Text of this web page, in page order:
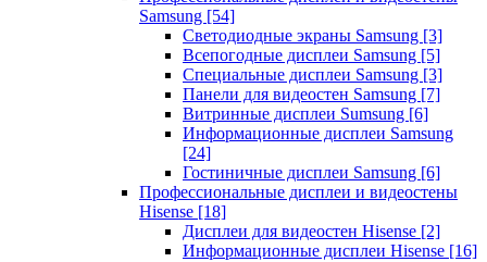
Samsung [54]
Светодиодные экраны Samsung [3]
Всепогодные дисплеи Samsung [5]
Специальные дисплеи Samsung [3]
Панели для видеостен Samsung [7]
Витринные дисплеи Sumsung [6]
Информационные дисплеи Samsung
[24]
Гостиничные дисплеи Samsung [6]
Профессиональные дисплеи и видеостены
Hisense [18]
Дисплеи для видеостен Hisense [2]
Информационные дисплеи Hisense [16]